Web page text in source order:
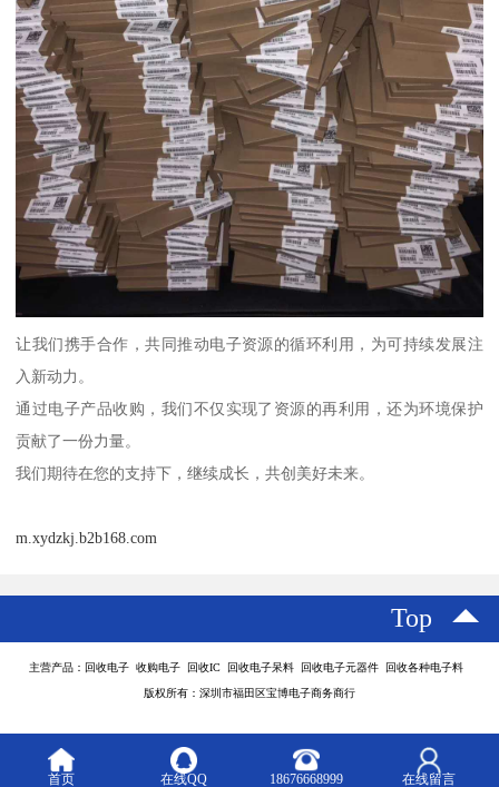
让我们携手合作，共同推动电子资源的循环利用，为可持续发展注
入新动力。
通过电子产品收购，我们不仅实现了资源的再利用，还为环境保护
贡献了一份力量。
我们期待在您的支持下，继续成长，共创美好未来。
m.xydzkj.b2b168.com
Top
主营产品：回收电子 收购电子 回收IC 回收电子呆料 回收电子元器件 回收各种电子料
版权所有：深圳市福田区宝博电子商务商行
首页 在线QQ 18676668999 在线留言